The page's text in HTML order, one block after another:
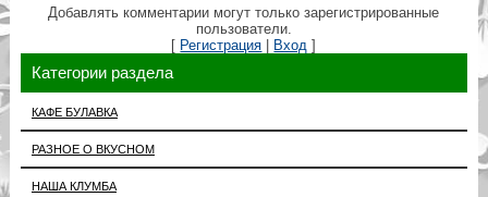
Добавлять комментарии могут только зарегистрированные
пользователи.
[ Регистрация | Вход ]
Категории раздела
КАФЕ БУЛАВКА
РАЗНОЕ О ВКУСНОМ
НАША КЛУМБА